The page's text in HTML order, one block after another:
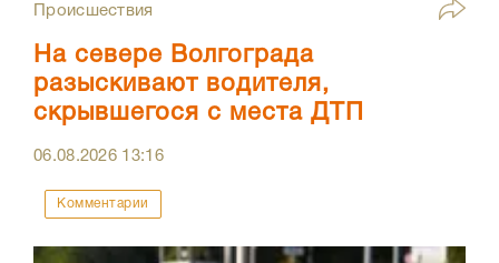
Происшествия
На севере Волгограда
разыскивают водителя,
скрывшегося с места ДТП
06.08.2026 13:16
Комментарии